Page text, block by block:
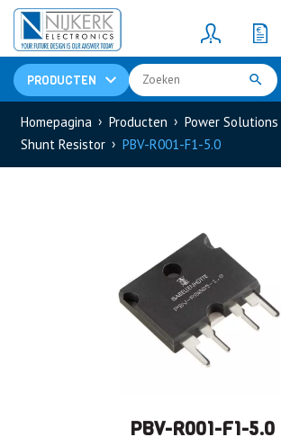
PRODUCTEN
Resistors(781)
Shunt Resistor
Homepagina Producten Power Solutions
Shunt Resistor
PBV-R001-F1-5.0
PBV-R001-F1-5.0